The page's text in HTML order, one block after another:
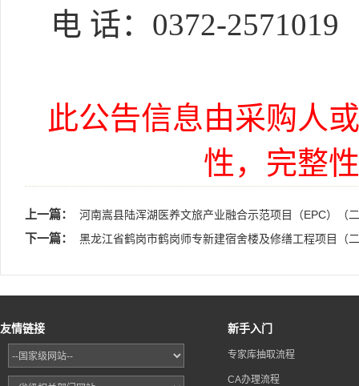
电 话： 0372-2571019
此公告信息由采购人
性，完整
上一篇： 河南嵩县陆浑湖医养文旅产业融合示范项目（EPC）（
下一篇： 黑龙江省鹤岗市鹤岗师专新建宿舍楼及修缮工程项目（
友情链接 新手入门
专家库抽取流程
CA办理流程